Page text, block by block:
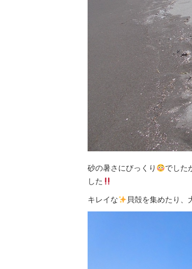
砂の暑さにびっくり でした
した
キレイな 貝殻を集めたり、